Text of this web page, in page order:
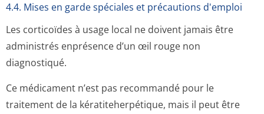
4.4. Mises en garde spéciales et précautions d'emploi
Les corticoïdes à usage local ne doivent jamais être
administrés enprésence d’un œil rouge non
diagnostiqué.
Ce médicament n’est pas recommandé pour le
traitement de la kératiteherpétique, mais il peut être